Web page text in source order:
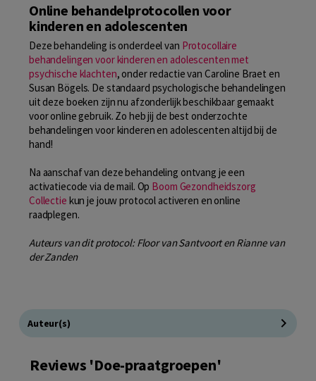
Online behandelprotocollen voor
kinderen en adolescenten
Deze behandeling is onderdeel van Protocollaire
behandelingen voor kinderen en adolescenten met
psychische klachten, onder redactie van Caroline Braet en
Susan Bögels. De standaard psychologische behandelingen
uit deze boeken zijn nu afzonderlijk beschikbaar gemaakt
voor online gebruik. Zo heb jij de best onderzochte
behandelingen voor kinderen en adolescenten altijd bij de
hand!
Na aanschaf van deze behandeling ontvang je een
activatiecode via de mail. Op Boom Gezondheidszorg
Collectie kun je jouw protocol activeren en online
raadplegen.
Auteurs van dit protocol: Floor van Santvoort en Rianne van
der Zanden
Auteur(s)
Reviews 'Doe-praatgroepen'